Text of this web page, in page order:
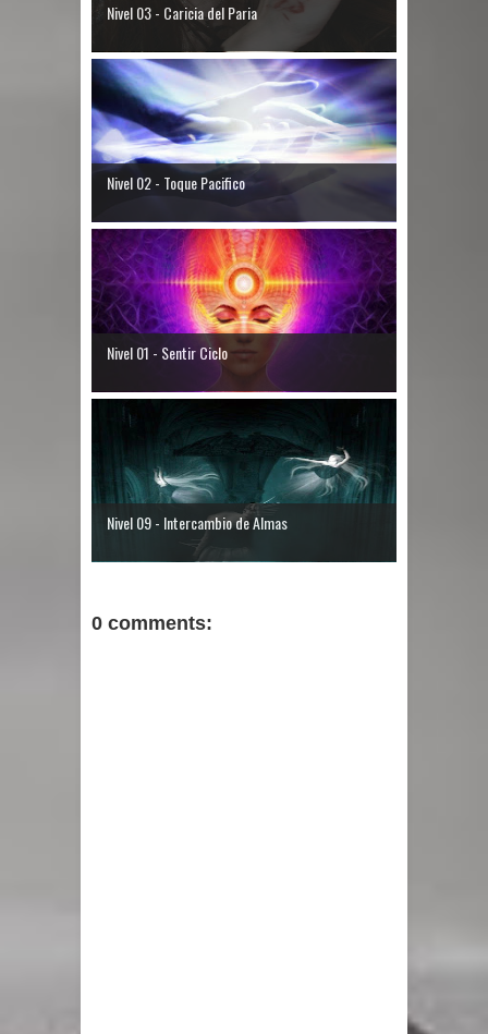
Nivel 03 - Caricia del Paria
Nivel 02 - Toque Pacifico
Nivel 01 - Sentir Ciclo
Nivel 09 - Intercambio de Almas
0 comments: